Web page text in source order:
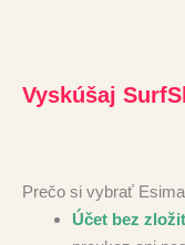
Vyskúšaj
Prečo si vybrať
Účet bez